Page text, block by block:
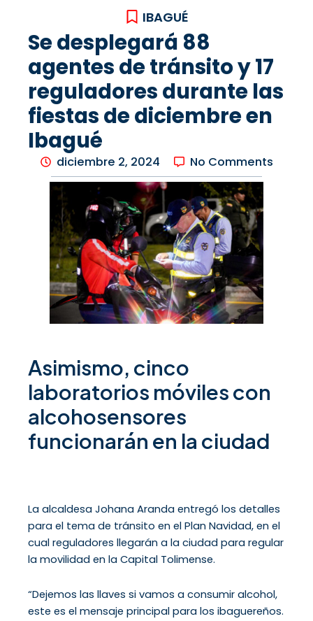
IBAGUÉ
Se desplegará 88
agentes de tránsito y 17
reguladores durante las
fiestas de diciembre en
Ibagué
diciembre 2, 2024 No Comments
Asimismo, cinco
laboratorios móviles con
alcohosensores
funcionarán en la ciudad
La alcaldesa Johana Aranda entregó los detalles
para el tema de tránsito en el Plan Navidad, en el
cual reguladores llegarán a la ciudad para regular
la movilidad en la Capital Tolimense.
“Dejemos las llaves si vamos a consumir alcohol,
este es el mensaje principal para los ibaguereños.